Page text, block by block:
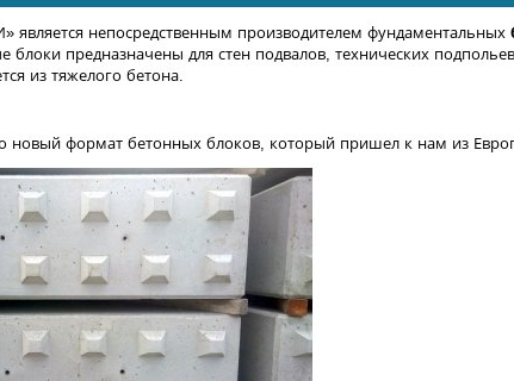
является непосредственным производителем фундаментальных
блоки предназначены для стен подвалов, технических
из тяжелого бетона.
новый формат бетонных блоков, который пришел к нам из